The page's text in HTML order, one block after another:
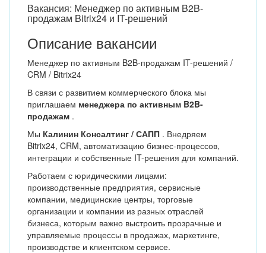
Вакансия: Менеджер по активным B2B-
продажам Bitrix24 и IT-решений
Описание вакансии
Менеджер по активным B2B-продажам IT-решений /
CRM / Bitrix24
В связи с развитием коммерческого блока мы
приглашаем менеджера по активным B2B-
продажам .
Мы Калинин Консалтинг / САПП . Внедряем
Bitrix24, CRM, автоматизацию бизнес-процессов,
интеграции и собственные IT-решения для компаний.
Работаем с юридическими лицами:
производственные предприятия, сервисные
компании, медицинские центры, торговые
организации и компании из разных отраслей
бизнеса, которым важно выстроить прозрачные и
управляемые процессы в продажах, маркетинге,
производстве и клиентском сервисе.